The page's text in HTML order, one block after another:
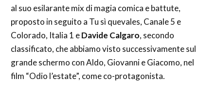
al suo esilarante mix di magia comica e battute,
proposto in seguito a Tu sì quevales, Canale 5 e
Colorado, Italia 1 eDavide Calgaro, secondo
classificato, che abbiamo visto successivamente sul
grande schermo con Aldo, Giovanni e Giacomo, nel
film “Odio l’estate”, come co-protagonista.